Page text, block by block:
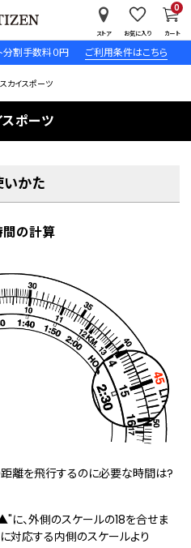
分割手数料０円 ご利用条件はこちら
ストア お気に入り カート
0
スカイスポーツ
ポーツ
いかた
の計算
離を飛行するのに必要な時間は?
に、外側のスケールの18を合せま
対応する内側のスケールより